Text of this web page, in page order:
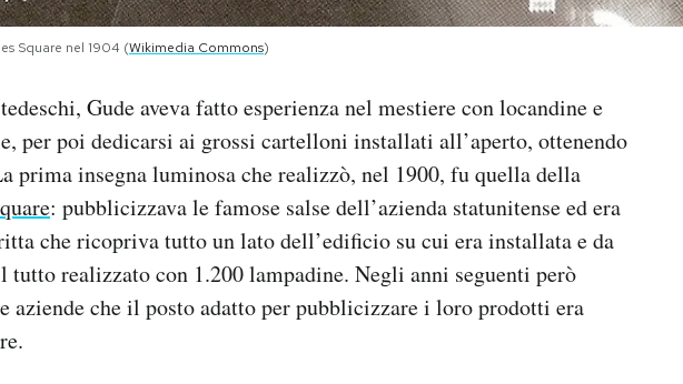
Square nel 1904 (Wikimedia Commons)
Gude aveva fatto esperienza nel mestiere con locandine e
per poi dedicarsi ai grossi cartelloni installati all’aperto, ottenendo
prima insegna luminosa che realizzò, nel 1900, fu quella della
: pubblicizzava le famose salse dell’azienda statunitense ed era
che ricopriva tutto un lato dell’edificio su cui era installata e da
tutto realizzato con 1.200 lampadine. Negli anni seguenti però
aziende che il posto adatto per pubblicizzare i loro prodotti era